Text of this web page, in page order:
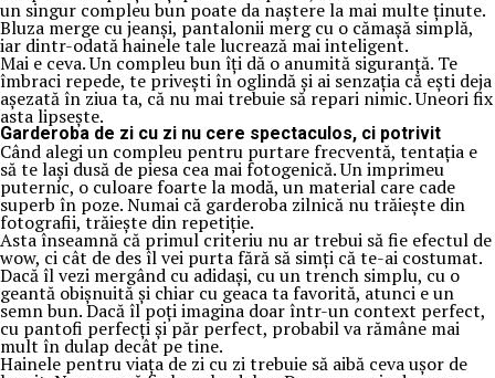
un singur compleu bun poate da naștere la mai multe ținute.
Bluza merge cu jeanși, pantalonii merg cu o cămașă simplă,
iar dintr-odată hainele tale lucrează mai inteligent.
Mai e ceva. Un compleu bun îți dă o anumită siguranță. Te
îmbraci repede, te privești în oglindă și ai senzația că ești deja
așezată în ziua ta, că nu mai trebuie să repari nimic. Uneori fix
asta lipsește.
Garderoba de zi cu zi nu cere spectaculos, ci potrivit
Când alegi un compleu pentru purtare frecventă, tentația e
să te lași dusă de piesa cea mai fotogenică. Un imprimeu
puternic, o culoare foarte la modă, un material care cade
superb în poze. Numai că garderoba zilnică nu trăiește din
fotografii, trăiește din repetiție.
Asta înseamnă că primul criteriu nu ar trebui să fie efectul de
wow, ci cât de des îl vei purta fără să simți că te-ai costumat.
Dacă îl vezi mergând cu adidași, cu un trench simplu, cu o
geantă obișnuită și chiar cu geaca ta favorită, atunci e un
semn bun. Dacă îl poți imagina doar într-un context perfect,
cu pantofi perfecți și păr perfect, probabil va rămâne mai
mult în dulap decât pe tine.
Hainele pentru viața de zi cu zi trebuie să aibă ceva ușor de